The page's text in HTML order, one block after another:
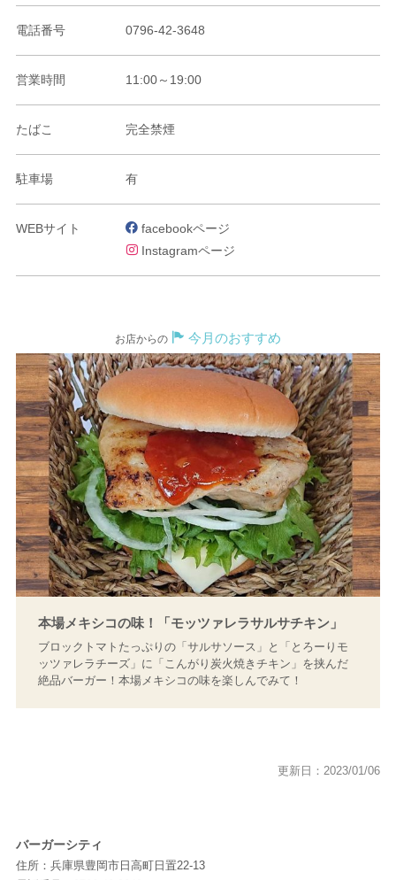
電話番号 0796-42-3648
営業時間 11:00～19:00
たばこ 完全禁煙
駐車場 有
WEBサイト
facebookページ
Instagramページ
お店からの 今月のおすすめ
本場メキシコの味！「モッツァレラサルサチキン」
ブロックトマトたっぷりの「サルサソース」と「とろーりモ
ッツァレラチーズ」に「こんがり炭火焼きチキン」を挟んだ
絶品バーガー！本場メキシコの味を楽しんでみて！
更新日：2023/01/06
バーガーシティ
住所：兵庫県豊岡市日高町日置22-13